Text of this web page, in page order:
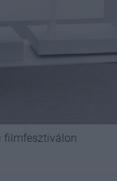
filmfesztiválon